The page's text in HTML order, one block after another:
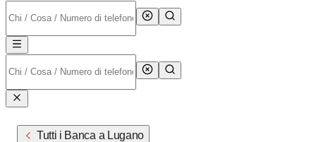
Tutti i Banca a Lugano